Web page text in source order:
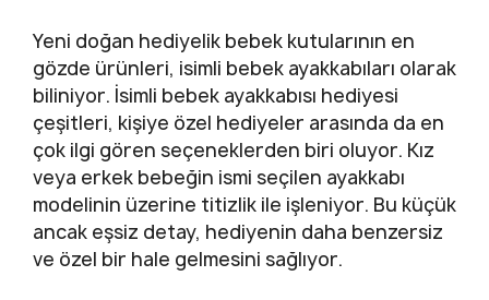
Yeni doğan hediyelik bebek kutularının en
gözde ürünleri, isimli bebek ayakkabıları olarak
biliniyor. İsimli bebek ayakkabısı hediyesi
çeşitleri, kişiye özel hediyeler arasında da en
çok ilgi gören seçeneklerden biri oluyor. Kız
veya erkek bebeğin ismi seçilen ayakkabı
modelinin üzerine titizlik ile işleniyor. Bu küçük
ancak eşsiz detay, hediyenin daha benzersiz
ve özel bir hale gelmesini sağlıyor.